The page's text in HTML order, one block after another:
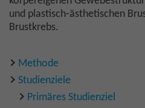
und plastisch-ästhetischen
Brustkrebs.
Methode
Studienziele
Primäres Studienziel